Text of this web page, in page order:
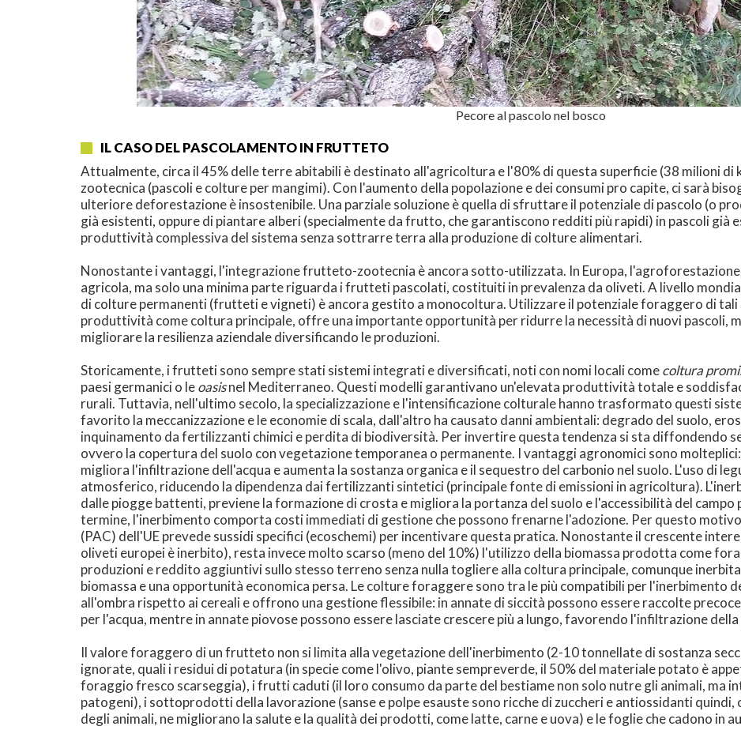
Pecore al pascolo nel bosco
IL CASO DEL PASCOLAMENTO IN FRUTTETO
Attualmente, circa il 45% delle terre abitabili è destinato all'agricoltura e l'80% di questa superficie (38 milioni di
zootecnica (pascoli e colture per mangimi). Con l'aumento della popolazione e dei consumi pro capite, ci sarà
ulteriore deforestazione è insostenibile. Una parziale soluzione è quella di sfruttare il potenziale di pascolo (o
già esistenti, oppure di piantare alberi (specialmente da frutto, che garantiscono redditi più rapidi) in pascoli già
produttività complessiva del sistema senza sottrarre terra alla produzione di colture alimentari.
Nonostante i vantaggi, l'integrazione frutteto-zootecnia è ancora sotto-utilizzata. In Europa, l'agroforestazione
agricola, ma solo una minima parte riguarda i frutteti pascolati, costituiti in prevalenza da oliveti. A livello
di colture permanenti (frutteti e vigneti) è ancora gestito a monocoltura. Utilizzare il potenziale foraggero di tali
produttività come coltura principale, offre una importante opportunità per ridurre la necessità di nuovi pascoli,
migliorare la resilienza aziendale diversificando le produzioni.
Storicamente, i frutteti sono sempre stati sistemi integrati e diversificati, noti con nomi locali comecoltura
paesi germanici o leoasisnel Mediterraneo. Questi modelli garantivano un'elevata produttività totale e
rurali. Tuttavia, nell'ultimo secolo, la specializzazione e l'intensificazione colturale hanno trasformato questi
favorito la meccanizzazione e le economie di scala, dall'altro ha causato danni ambientali: degrado del suolo,
inquinamento da fertilizzanti chimici e perdita di biodiversità. Per invertire questa tendenza si sta diffondendo
ovvero la copertura del suolo con vegetazione temporanea o permanente. I vantaggi agronomici sono
migliora l'infiltrazione dell'acqua e aumenta la sostanza organica e il sequestro del carbonio nel suolo. L'uso di
atmosferico, riducendo la dipendenza dai fertilizzanti sintetici (principale fonte di emissioni in agricoltura).
dalle piogge battenti, previene la formazione di crosta e migliora la portanza del suolo e l'accessibilità del campo
termine, l'inerbimento comporta costi immediati di gestione che possono frenarne l'adozione. Per questo
(PAC) dell'UE prevede sussidi specifici (ecoschemi) per incentivare questa pratica. Nonostante il crescente
oliveti europei è inerbito), resta invece molto scarso (meno del 10%) l'utilizzo della biomassa prodotta come
produzioni e reddito aggiuntivi sullo stesso terreno senza nulla togliere alla coltura principale, comunque
biomassa e una opportunità economica persa. Le colture foraggere sono tra le più compatibili per l'inerbimento
all'ombra rispetto ai cereali e offrono una gestione flessibile: in annate di siccità possono essere raccolte
per l'acqua, mentre in annate piovose possono essere lasciate crescere più a lungo, favorendo l'infiltrazione
Il valore foraggero di un frutteto non si limita alla vegetazione dell'inerbimento (2-10 tonnellate di sostanza
ignorate, quali i residui di potatura (in specie come l'olivo, piante sempreverde, il 50% del materiale potato è
foraggio fresco scarseggia), i frutti caduti (il loro consumo da parte del bestiame non solo nutre gli animali, ma
patogeni), i sottoprodotti della lavorazione (sanse e polpe esauste sono ricche di zuccheri e antiossidanti
degli animali, ne migliorano la salute e la qualità dei prodotti, come latte, carne e uova) e le foglie che cadono in